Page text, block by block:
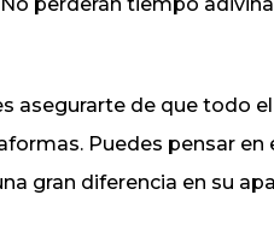
asegurarte de que todo el
Puedes pensar en
gran diferencia en su